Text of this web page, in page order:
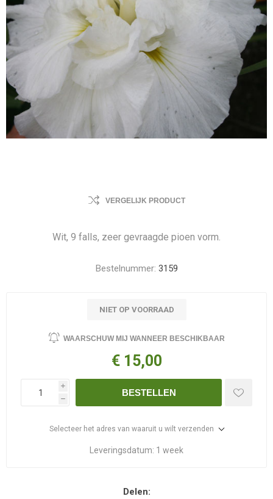
VERGELIJK PRODUCT
Wit, 9 falls, zeer gevraagde pioen vorm.
Bestelnummer: 3159
NIET OP VOORRAAD
WAARSCHUW MIJ WANNEER BESCHIKBAAR
€ 15,00
i
h
BESTELLEN
Selecteer het adres van waaruit u wilt verzenden
Leveringsdatum: 1 week
Delen: